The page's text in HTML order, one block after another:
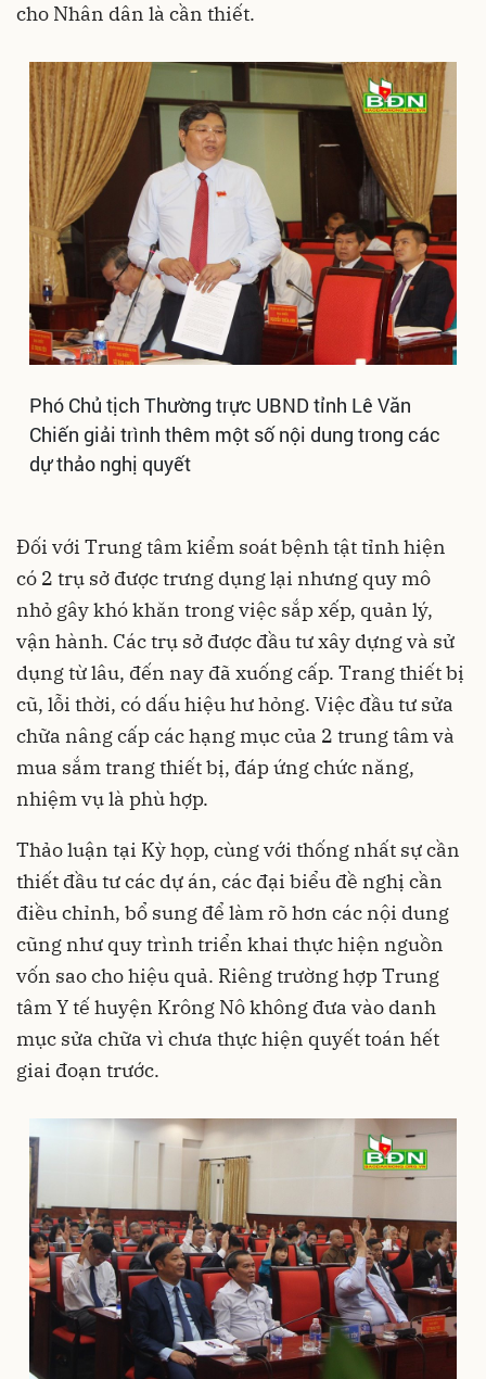
cho Nhân dân là cần thiết.
Phó Chủ tịch Thường trực UBND tỉnh Lê Văn
Chiến giải trình thêm một số nội dung trong các
dự thảo nghị quyết
Đối với Trung tâm kiểm soát bệnh tật tỉnh hiện
có 2 trụ sở được trưng dụng lại nhưng quy mô
nhỏ gây khó khăn trong việc sắp xếp, quản lý,
vận hành. Các trụ sở được đầu tư xây dựng và sử
dụng từ lâu, đến nay đã xuống cấp. Trang thiết bị
cũ, lỗi thời, có dấu hiệu hư hỏng. Việc đầu tư sửa
chữa nâng cấp các hạng mục của 2 trung tâm và
mua sắm trang thiết bị, đáp ứng chức năng,
nhiệm vụ là phù hợp.
Thảo luận tại Kỳ họp, cùng với thống nhất sự cần
thiết đầu tư các dự án, các đại biểu đề nghị cần
điều chỉnh, bổ sung để làm rõ hơn các nội dung
cũng như quy trình triển khai thực hiện nguồn
vốn sao cho hiệu quả. Riêng trường hợp Trung
tâm Y tế huyện Krông Nô không đưa vào danh
mục sửa chữa vì chưa thực hiện quyết toán hết
giai đoạn trước.